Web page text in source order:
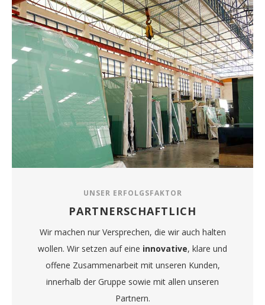
UNSER ERFOLGSFAKTOR
PARTNERSCHAFTLICH
Wir machen nur Versprechen, die wir auch halten
wollen. Wir setzen auf eine innovative, klare und
offene Zusammenarbeit mit unseren Kunden,
innerhalb der Gruppe sowie mit allen unseren
Partnern.